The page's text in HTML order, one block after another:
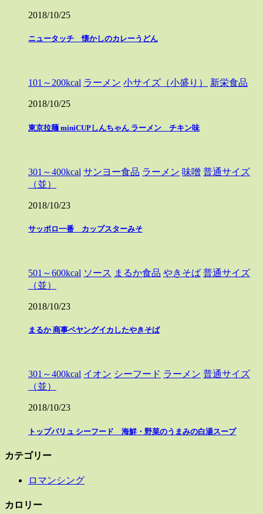
2018/10/25
ニュータッチ 懐かしのカレーうどん
101～200kcal ラーメン 小サイズ（小盛り） 新栄食品
2018/10/25
東京拉麺 miniCUPしんちゃん ラーメン チキン味
301～400kcal サンヨー食品 ラーメン 味噌 普通サイズ
（並）
2018/10/23
サッポロ一番 カップスターみそ
501～600kcal ソース まるか食品 やきそば 普通サイズ
（並）
2018/10/23
まるか 商事ペヤングイカしたやきそば
301～400kcal イオン シーフード ラーメン 普通サイズ
（並）
2018/10/23
トップバリュ シーフード 海鮮・野菜のうまみの白湯スープ
カテゴリー
ロマンシング
カロリー